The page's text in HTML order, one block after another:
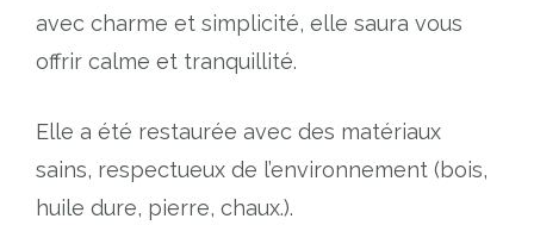
avec charme et simplicité, elle saura vous
offrir calme et tranquillité.
Elle a été restaurée avec des matériaux
sains, respectueux de l’environnement (bois,
huile dure, pierre, chaux.).